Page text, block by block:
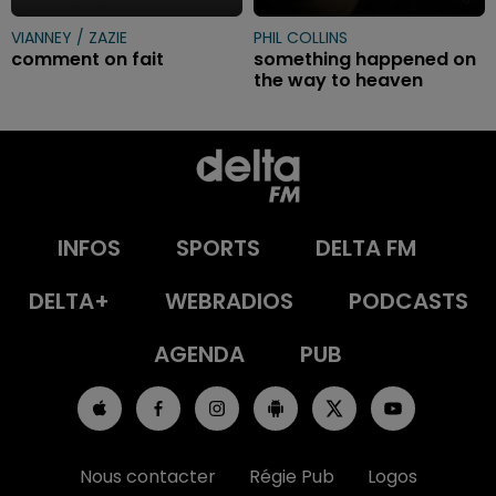
VIANNEY / ZAZIE
comment on fait
PHIL COLLINS
something happened on
the way to heaven
INFOS SPORTS
DELTA FM
DELTA+
WEBRADIOS
PODCASTS
AGENDA
PUB
Nous contacter Régie Pub Logos